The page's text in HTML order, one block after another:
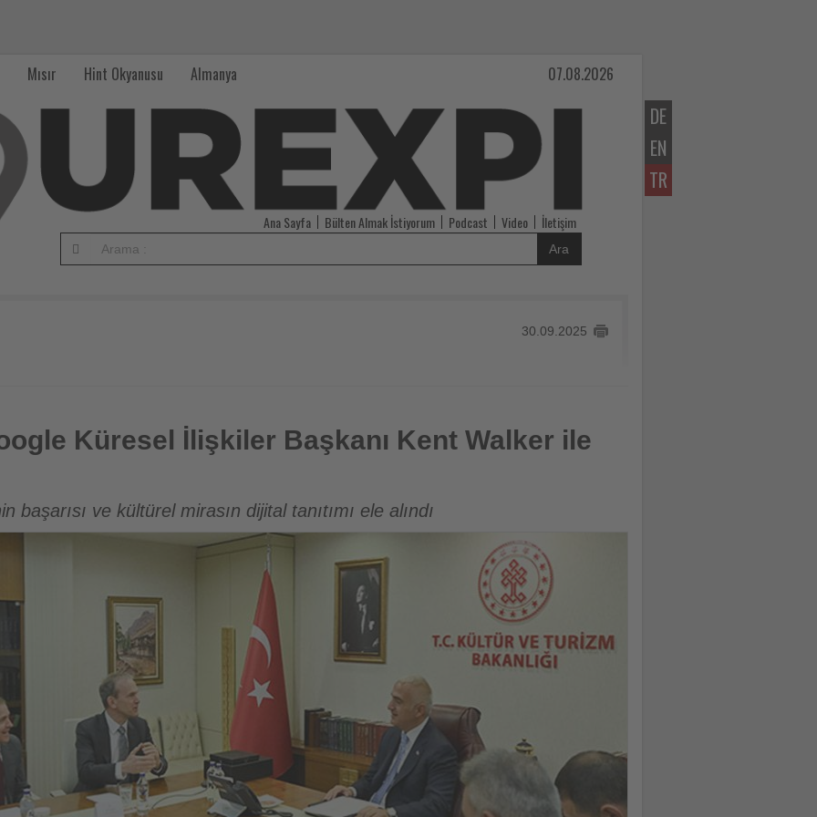
DE
EN
TR
Mısır Hint Okyanusu Almanya 07.08.2026
Ana Sayfa Bülten Almak İstiyorum Podcast Video İletişim
Ara
30.09.2025
Başkanı Kent Walker ile bir araya geldi
Küresel İlişkiler Başkanı Kent Walker ile
başarısı ve kültürel mirasın dijital tanıtımı ele alındı